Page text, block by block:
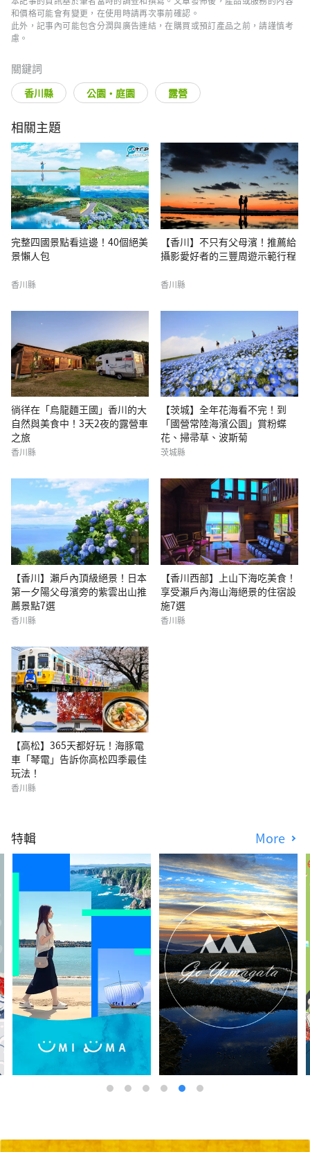
和價格可能會有變更，在使用時請再次事前確認。
此外，記事內可能包含分潤與廣告連結，在購買或預訂產品之前，請謹慎考
慮。
關鍵詞
香川縣 公園・庭園 露營
相關主題
完整四國景點看這邊！40個絕美
景懶人包
香川縣
【香川】不只有父母濱！推薦給
攝影愛好者的三豐周遊示範行程
香川縣
徜徉在「烏龍麵王國」香川的大
自然與美食中！3天2夜的露營車
之旅
香川縣
【茨城】全年花海看不完！到
「國營常陸海濱公園」賞粉蝶
花、掃帚草、波斯菊
茨城縣
【香川】瀨戶內頂級絕景！日本
第一夕陽父母濱旁的紫雲出山推
薦景點7選
香川縣
【香川西部】上山下海吃美食！
享受瀨戶內海山海絕景的住宿設
施7選
香川縣
【高松】365天都好玩！海豚電
車「琴電」告訴你高松四季最佳
玩法！
香川縣
特輯 More